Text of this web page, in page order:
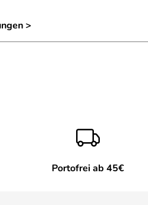
>
Portofrei ab 45€